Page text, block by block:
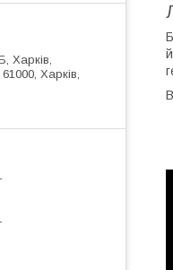
Харків,
Харків,